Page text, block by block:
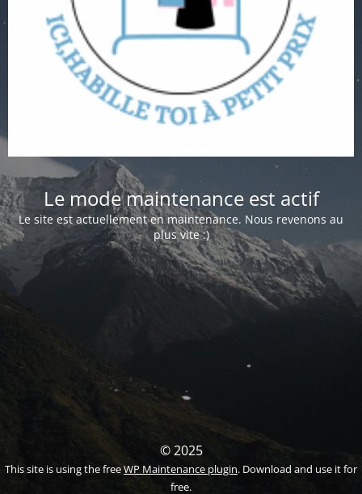
Le mode maintenance est actif
Le site est actuellement en maintenance. Nous revenons au
plus vite :)
© 2025
This site is using the freeWP Maintenance plugin. Download and use it for
free.